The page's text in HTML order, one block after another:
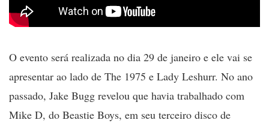
O evento será realizada no dia 29 de janeiro e ele vai se
apresentar ao lado de The 1975 e Lady Leshurr. No ano
passado, Jake Bugg revelou que havia trabalhado com
Mike D, do Beastie Boys, em seu terceiro disco de